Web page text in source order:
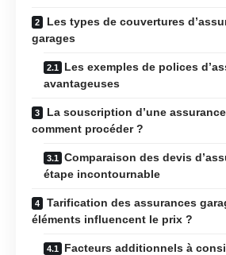
Les types de couvertures
garages
Les exemples de polices
avantageuses
La souscription d’une
comment procéder ?
Comparaison des devis
étape incontournable
Tarification des assurances
éléments influencent le prix ?
Facteurs additionnels à